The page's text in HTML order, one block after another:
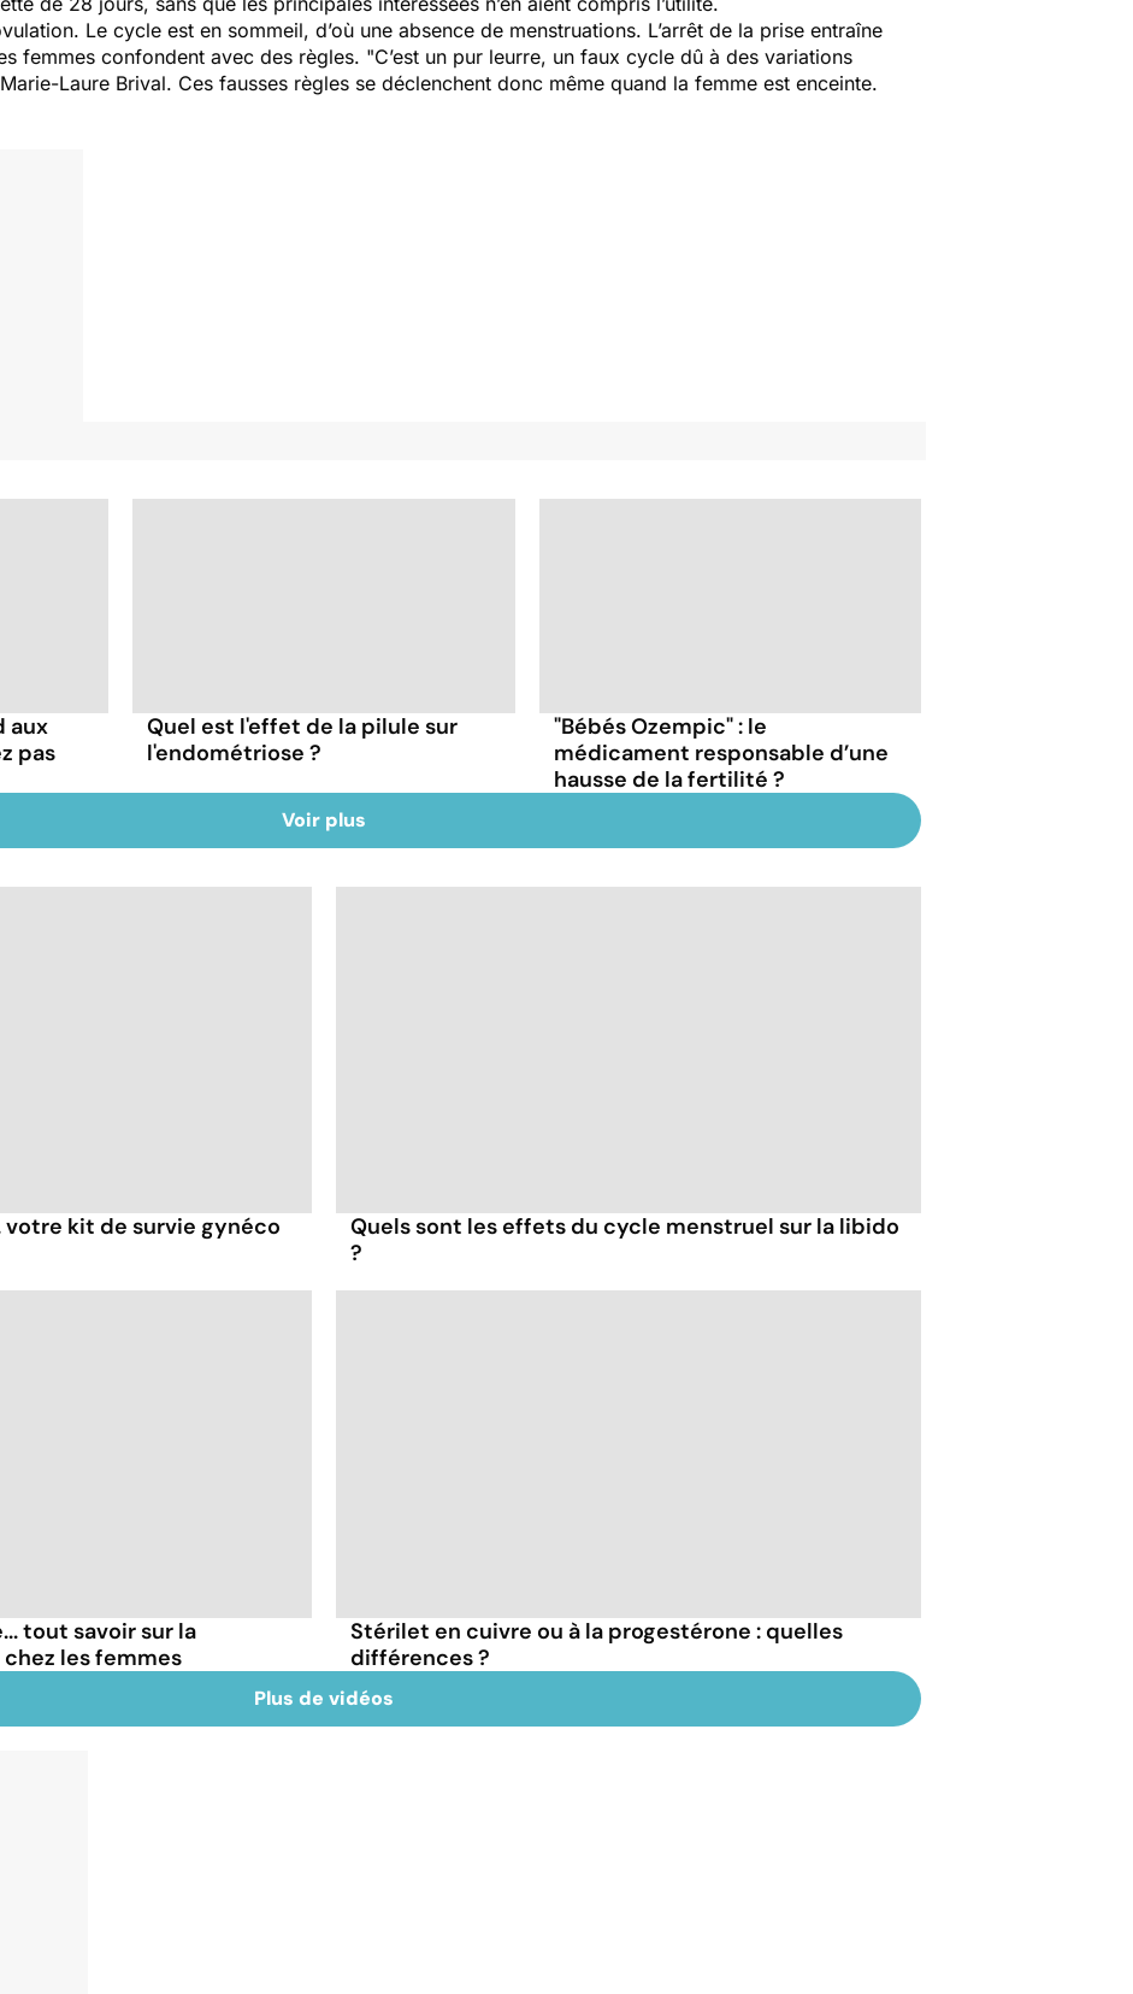
Le cycle est en sommeil, d’où une absence de menstruations. L’arrêt de la prise entraîne
femmes confondent avec des règles. "C’est un pur leurre, un faux cycle dû à des variations
Laure Brival. Ces fausses règles se déclenchent donc même quand la femme est enceinte.
aux
pas
Quel est l'effet de la pilule sur
l'endométriose ?
"Bébés Ozempic" : le
médicament responsable d’une
hausse de la fertilité ?
Voir plus
votre kit de survie gynéco
Quels sont les effets du cycle menstruel sur la libido
?
tout savoir sur la
les femmes
Stérilet en cuivre ou à la progestérone : quelles
différences ?
Plus de vidéos